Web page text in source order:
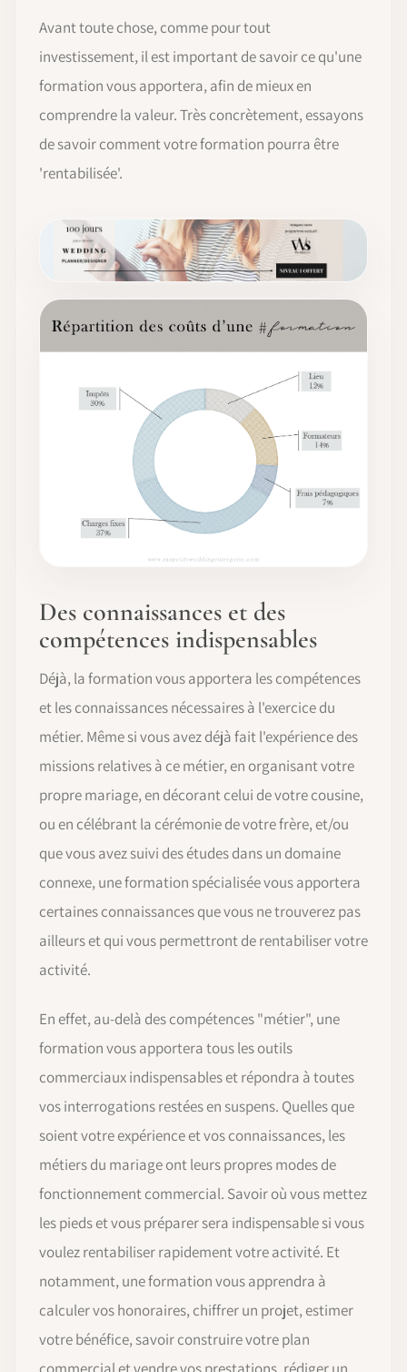
Avant toute chose, comme pour tout
investissement, il est important de savoir ce qu'une
formation vous apportera, afin de mieux en
comprendre la valeur. Très concrètement, essayons
de savoir comment votre formation pourra être
'rentabilisée'.
Des connaissances et des
compétences indispensables
Déjà, la formation vous apportera les compétences
et les connaissances nécessaires à l'exercice du
métier. Même si vous avez déjà fait l'expérience des
missions relatives à ce métier, en organisant votre
propre mariage, en décorant celui de votre cousine,
ou en célébrant la cérémonie de votre frère, et/ou
que vous avez suivi des études dans un domaine
connexe, une formation spécialisée vous apportera
certaines connaissances que vous ne trouverez pas
ailleurs et qui vous permettront de rentabiliser votre
activité.
En effet, au-delà des compétences "métier", une
formation vous apportera tous les outils
commerciaux indispensables et répondra à toutes
vos interrogations restées en suspens. Quelles que
soient votre expérience et vos connaissances, les
métiers du mariage ont leurs propres modes de
fonctionnement commercial. Savoir où vous mettez
les pieds et vous préparer sera indispensable si vous
voulez rentabiliser rapidement votre activité. Et
notamment, une formation vous apprendra à
calculer vos honoraires, chiffrer un projet, estimer
votre bénéfice, savoir construire votre plan